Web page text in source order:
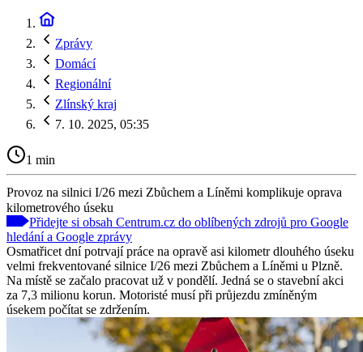
Zprávy
Domácí
Regionální
Zlínský kraj
7. 10. 2025, 05:35
1 min
Provoz na silnici I/26 mezi Zbůchem a Líněmi komplikuje oprava
kilometrového úseku
Přidejte si obsah Centrum.cz do oblíbených zdrojů pro Google
hledání a Google zprávy
Osmatřicet dní potrvají práce na opravě asi kilometr dlouhého úseku
velmi frekventované silnice I/26 mezi Zbůchem a Líněmi u Plzně.
Na místě se začalo pracovat už v pondělí. Jedná se o stavební akci
za 7,3 milionu korun. Motoristé musí při průjezdu zmíněným
úsekem počítat se zdržením.